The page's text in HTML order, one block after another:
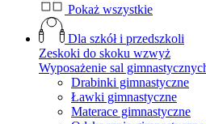
Pokaż wszystkie
Dla szkół i przedszkoli
Zeskoki do skoku wzwyż
Wyposażenie sal
Drabinki gimnastyczne
Ławki gimnastyczne
Materace gimnastyczne